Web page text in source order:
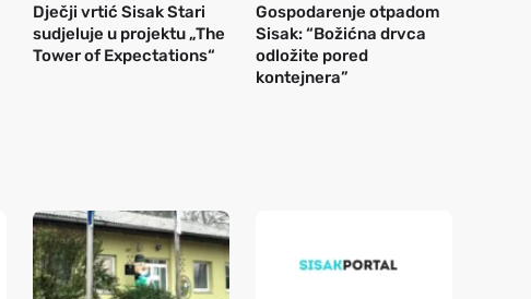
Dječji vrtić Sisak Stari
sudjeluje u projektu „The
Tower of Expectations“
Gospodarenje otpadom
Sisak: “Božićna drvca
odložite pored
kontejnera”